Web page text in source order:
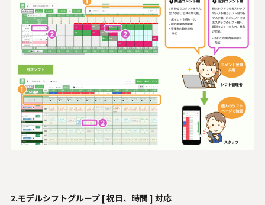
2.モデルシフトグループ [ 祝日、時間 ] 対応